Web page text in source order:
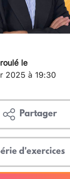
le
2025 à 19:30
Partager
d'exercices